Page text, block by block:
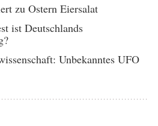
zu Ostern Eiersalat
ist Deutschlands
Unbekanntes UFO